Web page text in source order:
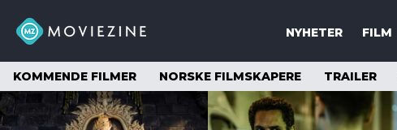
NYHETER FILM
KOMMENDE FILMER NORSKE FILMSKAPERE TRAILER